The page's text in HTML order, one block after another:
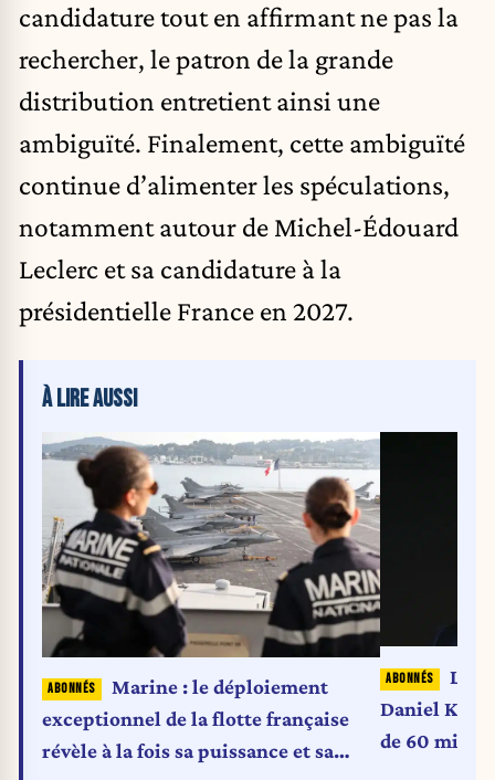
candidature tout en affirmant ne pas la
rechercher, le patron de la grande
distribution entretient ainsi une
ambiguïté. Finalement, cette ambiguïté
continue d’alimenter les spéculations,
notamment autour de Michel-Édouard
Leclerc et sa candidature à la
présidentielle France en 2027.
À LIRE AUSSI
Marine : le déploiement
exceptionnel de la flotte française
révèle à la fois sa puissance et sa
Daniel
de 60